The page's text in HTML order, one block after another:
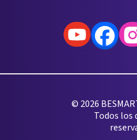
© 2026
Todos los